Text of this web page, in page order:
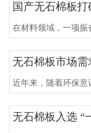
国产无石棉板
在材料领域，一项振
无石棉板市场
近年来，随着环保意
无石棉板入选 “